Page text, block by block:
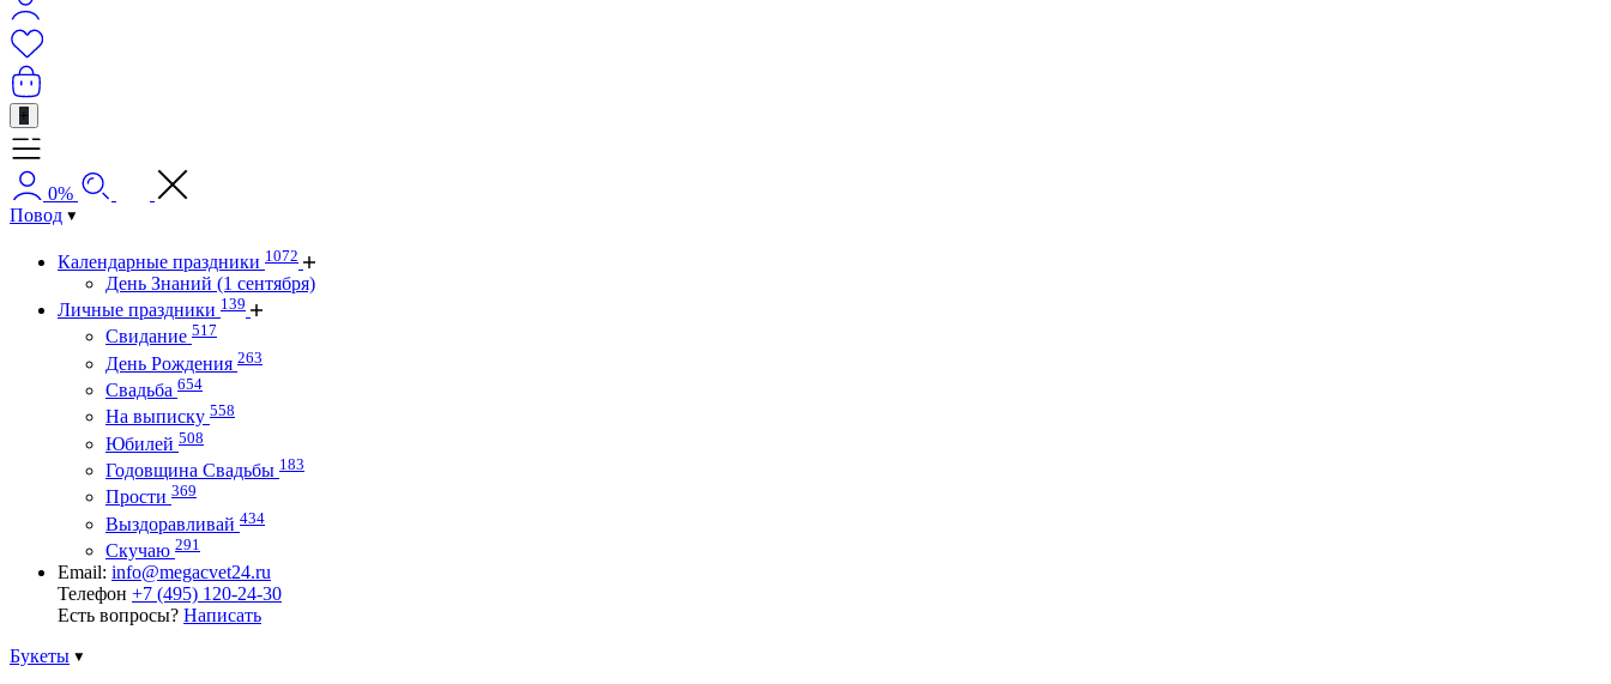
+
0%
Повод
Календарные праздники 1072
День Знаний (1 сентября)
Личные праздники 139
Свидание 517
День Рождения 263
Свадьба 654
На выписку 558
Юбилей 508
Годовщина Свадьбы 183
Прости 369
Выздоравливай 434
Скучаю 291
Email: info@megacvet24.ru
Телефон +7 (495) 120-24-30
Есть вопросы? Написать
Букеты